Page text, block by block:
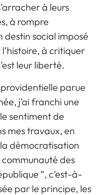
à leurs
à rompre
social imposé
à critiquer
leur liberté.
parue
j’ai franchi une
sentiment de
mes travaux, en
démocratisation
des
“, c’est-à-
par le principe, les